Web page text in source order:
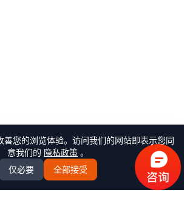
善您的浏览体验。访问我们的网站即表示您同
意我们的 隐私政策 。
仅必要
全部接受